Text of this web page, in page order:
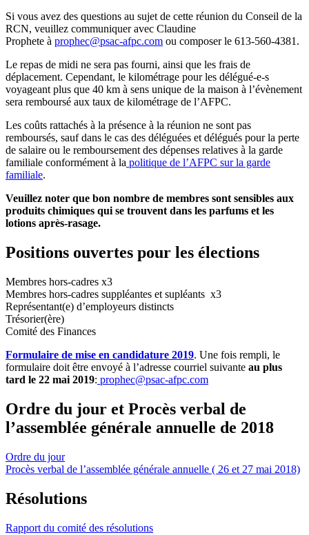
Si vous avez des questions au sujet de cette réunion du Conseil de la
RCN, veuillez communiquer avec Claudine
Prophete à prophec@psac-afpc.com ou composer le 613-560-4381.
Le repas de midi ne sera pas fourni, ainsi que les frais de
déplacement. Cependant, le kilométrage pour les délégué-e-s
voyageant plus que 40 km à sens unique de la maison à l’évènement
sera remboursé aux taux de kilométrage de l’AFPC.
Les coûts rattachés à la présence à la réunion ne sont pas
remboursés, sauf dans le cas des déléguées et délégués pour la perte
de salaire ou le remboursement des dépenses relatives à la garde
familiale conformément à la politique de l’AFPC sur la garde
familiale.
Veuillez noter que bon nombre de membres sont sensibles aux
produits chimiques qui se trouvent dans les parfums et les
lotions après-rasage.
Positions ouvertes pour les élections
Membres hors-cadres x3
Membres hors-cadres suppléantes et supléants x3
Représentant(e) d’employeurs distincts
Trésorier(ère)
Comité des Finances
Formulaire de mise en candidature 2019. Une fois rempli, le
formulaire doit être envoyé à l’adresse courriel suivante au plus
tard le 22 mai 2019: prophec@psac-afpc.com
Ordre du jour et Procès verbal de
l’assemblée générale annuelle de 2018
Ordre du jour
Procès verbal de l’assemblée générale annuelle ( 26 et 27 mai 2018)
Résolutions
Rapport du comité des résolutions